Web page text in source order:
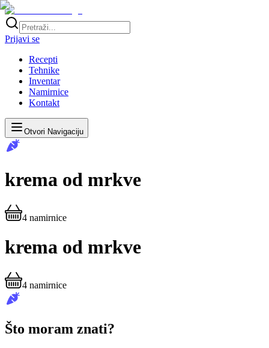
Prijavi se
Recepti
Tehnike
Inventar
Namirnice
Kontakt
Otvori Navigaciju
krema od mrkve
4 namirnice
krema od mrkve
4 namirnice
Što moram znati?